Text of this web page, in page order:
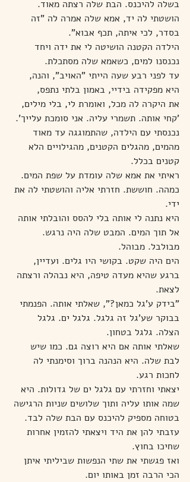
בשלה להיכנס. הבת שלה רצתה מאוד.
הושטתי לה יד, אמא שלה אמרה לה "זה
בסדר, לכי איתה, תכף אבוא".
הילדה הקטנה הושיטה לי את ידה ויחד
נכנסנו למים, כשאמא שלה מסתכלת.
עד לפני רבע שעה הייתי "האויב", והנה,
היא מפקידה בידיי, באמון בלתי נתפס,
את היקרה לה מכל, ואומרת לי, בלי מילים,
'קחי אותה. תשמרי עליה. אני סומכת עלייך'.
נכנסתי עם הילדה, שהתמוגגה עד מאוד
מהמים, מהגלים הקטנים, מהגילויים הלא
קטנים בכלל.
ראיתי את אמא שלה עומדת על שפת המים.
כמהה. חוששת. חזרתי אליה והושטתי לה את
ידי.
היא נתנה לי אותה בלי להסס והובלתי אותה
אל תוך המים. המבט שלה היה נרגש.
מבולבל. מבוהל.
הים היה שקט. בקושי היו גלים. ועדיין,
ברגע שהיא מעדה טיפה, היא נבהלה ורצתה
לצאת.
"בידק ע'גל כמאן?", שאלתי אותה. הפנמתי
בבוקר שע'גל זה גלגל. גלגל ים. גלגל
הצלה. גלגל בטחון.
שאלתי אותה אם היא רוצה גם. כמו שיש
לבת שלה. היא הנהנה ברוך וסימנתי לה
לחכות רגע.
יצאתי וחזרתי עם גלגל ים של גדולות. היא
שמה אותו עליה ותוך שלושים שניות הרגישה
בטוחה מספיק להיכנס עם הבת שלה לבד.
עזבתי להן את היד ויצאתי להזמין אחרות
שחיכו בחוץ.
ואז פגשתי את שתי הנפשות שביליתי איתן
הכי הרבה זמן באותו יום.